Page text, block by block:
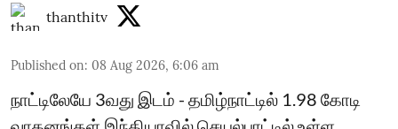
thanthitv
Published on: 08 Aug 2026, 6:06 am
நாட்டிலேயே 3வது இடம் - தமிழ்நாட்டில் 1.98 கோடி